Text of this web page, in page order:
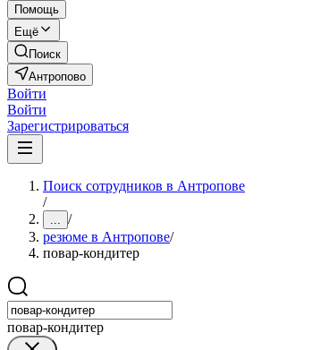
Помощь
Ещё
Поиск
Антропово
Войти
Войти
Зарегистрироваться
Поиск сотрудников в Антропове
/
... /
резюме в Антропове/
повар-кондитер
повар-кондитер